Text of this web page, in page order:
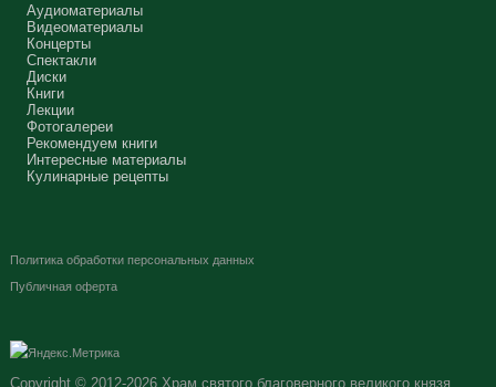
Аудиоматериалы
Видеоматериалы
Концерты
Спектакли
Диски
Книги
Лекции
Фотогалереи
Рекомендуем книги
Интересные материалы
Кулинарные рецепты
Политика обработки персональных данных
Публичная оферта
Copyright © 2012-2026 Храм святого благоверного великого князя